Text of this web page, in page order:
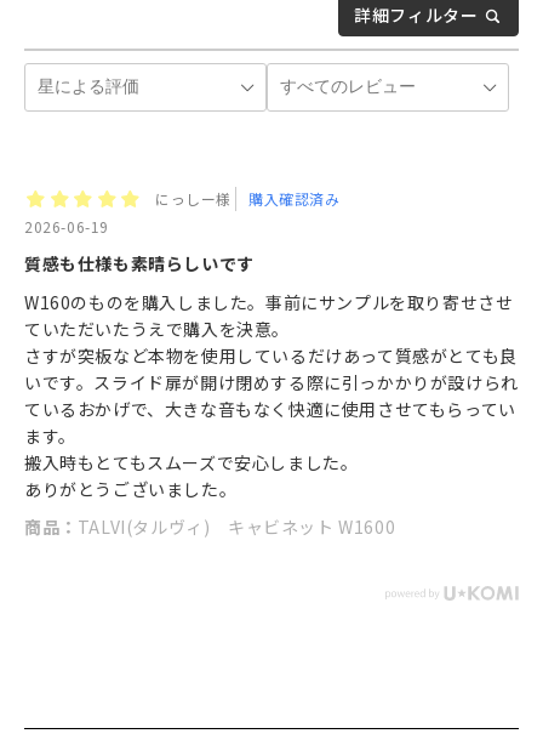
詳細フィルター
にっしー様
購入確認済み
2026-06-19
質感も仕様も素晴らしいです
W160のものを購入しました。事前にサンプルを取り寄せさせ
ていただいたうえで購入を決意。
さすが突板など本物を使用しているだけあって質感がとても良
いです。スライド扉が開け閉めする際に引っかかりが設けられ
ているおかげで、大きな音もなく快適に使用させてもらってい
ます。
搬入時もとてもスムーズで安心しました。
ありがとうございました。
商品： TALVI(タルヴィ) キャビネット W1600